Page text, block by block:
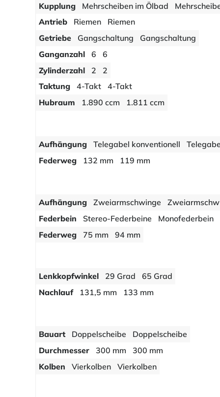
Kupplung
Mehrscheiben im Ölbad
Antrieb
Riemen
Riemen
Getriebe
Gangschaltung
Gangschaltung
Ganganzahl
6
6
Zylinderzahl
2
2
Taktung
4-Takt
4-Takt
Hubraum
1.890 ccm 1.811 ccm
Aufhängung Telegabel konventionell
Federweg
132 mm 119 mm
Aufhängung Zweiarmschwinge
Federbein
Stereo-Federbeine
Monofederbein
Federweg
75 mm 94 mm
Lenkkopfwinkel 29 Grad
65 Grad
Nachlauf
131,5 mm 133 mm
Bauart Doppelscheibe
Doppelscheibe
Durchmesser
300 mm
300 mm
Kolben
Vierkolben Vierkolben